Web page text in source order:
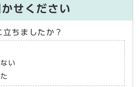
せください
ちましたか？
い